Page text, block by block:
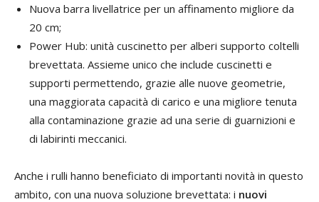
Nuova barra livellatrice per un affinamento migliore da
20 cm;
Power Hub: unità cuscinetto per alberi supporto coltelli
brevettata. Assieme unico che include cuscinetti e
supporti permettendo, grazie alle nuove geometrie,
una maggiorata capacità di carico e una migliore tenuta
alla contaminazione grazie ad una serie di guarnizioni e
di labirinti meccanici.
Anche i rulli hanno beneficiato di importanti novità in questo
ambito, con una nuova soluzione brevettata: i nuovi